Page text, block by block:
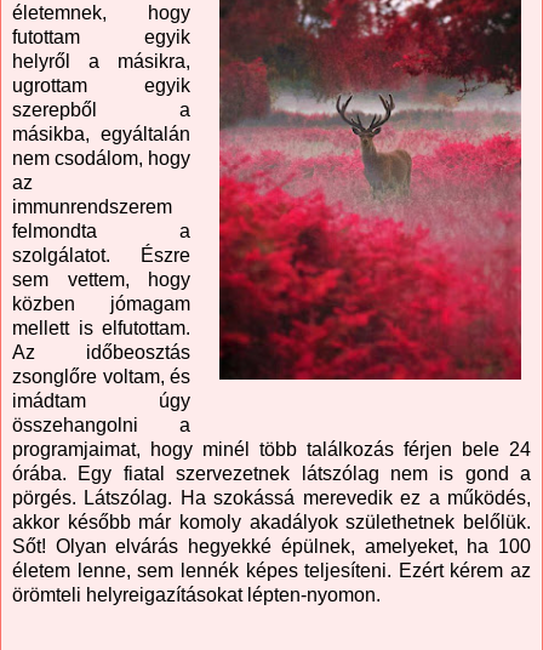
életemnek, hogy
futottam egyik
helyről a másikra,
ugrottam egyik
szerepből a
másikba, egyáltalán
nem csodálom, hogy
az
immunrendszerem
felmondta a
szolgálatot. Észre
sem vettem, hogy
közben jómagam
mellett is elfutottam.
Az időbeosztás
zsonglőre voltam, és
imádtam úgy
összehangolni a
programjaimat, hogy minél több találkozás férjen bele 24
órába. Egy fiatal szervezetnek látszólag nem is gond a
pörgés. Látszólag. Ha szokássá merevedik ez a működés,
akkor később már komoly akadályok születhetnek belőlük.
Sőt! Olyan elvárás hegyekké épülnek, amelyeket, ha 100
életem lenne, sem lennék képes teljesíteni. Ezért kérem az
örömteli helyreigazításokat lépten-nyomon.